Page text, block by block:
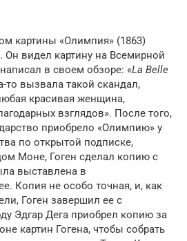
картины «Олимпия» (1863)
Он видел картину на Всемирной
в своем обзоре: «La Belle
то вызвала такой скандал,
красивая женщина,
взглядов». После того,
приобрело «Олимпию» у
по открытой подписке,
Моне, Гоген сделал копию с
выставлена ​​в
Копия не особо точная, и, как
Гоген завершил ее с
Эдгар Дега приобрел копию за
картин Гогена, чтобы собрать